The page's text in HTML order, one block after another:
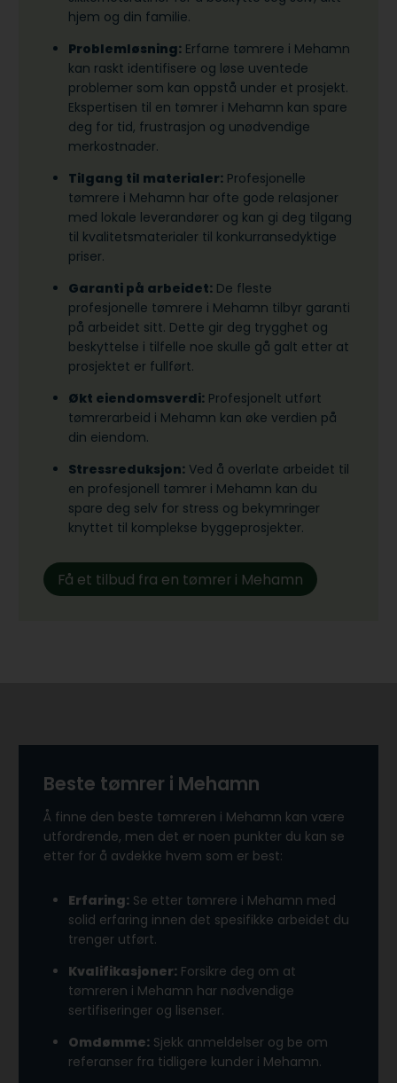
hjem og din familie.
Problemløsning: Erfarne tømrere i Mehamn
kan raskt identifisere og løse uventede
problemer som kan oppstå under et prosjekt.
Ekspertisen til en tømrer i Mehamn kan spare
deg for tid, frustrasjon og unødvendige
merkostnader.
Tilgang til materialer: Profesjonelle
tømrere i Mehamn har ofte gode relasjoner
med lokale leverandører og kan gi deg tilgang
til kvalitetsmaterialer til konkurransedyktige
priser.
Garanti på arbeidet: De fleste
profesjonelle tømrere i Mehamn tilbyr garanti
på arbeidet sitt. Dette gir deg trygghet og
beskyttelse i tilfelle noe skulle gå galt etter at
prosjektet er fullført.
Økt eiendomsverdi: Profesjonelt utført
tømrerarbeid i Mehamn kan øke verdien på
din eiendom.
Stressreduksjon: Ved å overlate arbeidet til
en profesjonell tømrer i Mehamn kan du
spare deg selv for stress og bekymringer
knyttet til komplekse byggeprosjekter.
Få et tilbud fra en tømrer i Mehamn
Beste tømrer i Mehamn
Å finne den beste tømreren i Mehamn kan være
utfordrende, men det er noen punkter du kan se
etter for å avdekke hvem som er best:
Erfaring: Se etter tømrere i Mehamn med
solid erfaring innen det spesifikke arbeidet du
trenger utført.
Kvalifikasjoner: Forsikre deg om at
tømreren i Mehamn har nødvendige
sertifiseringer og lisenser.
Omdømme: Sjekk anmeldelser og be om
referanser fra tidligere kunder i Mehamn.